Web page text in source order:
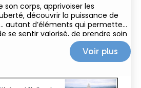
corps, apprivoiser les
découvrir la puissance de
autant d’éléments qui permettent
se sentir valorisé, de prendre soin
Voir plus